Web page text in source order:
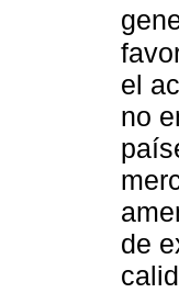
el
no
de